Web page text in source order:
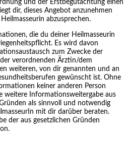
und der Erstbegutachtung einen
dir, dieses Angebot anzunehmen
abzusprechen.
die du deiner Heilmasseurin
Es wird davon
zum Zwecke der
verordnenden Ärztin/dem
weiteren, von dir genannten und an
gewünscht ist. Ohne
keiner anderen Person
weitere Informationsweitergabe aus
als sinnvoll und notwendig
mit dir darüber beraten.
der aus gesetzlichen Gründen